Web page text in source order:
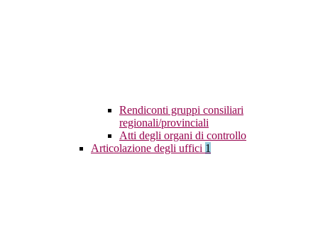
Rendiconti gruppi consiliari
regionali/provinciali
Atti degli organi di controllo
Articolazione degli uffici 1